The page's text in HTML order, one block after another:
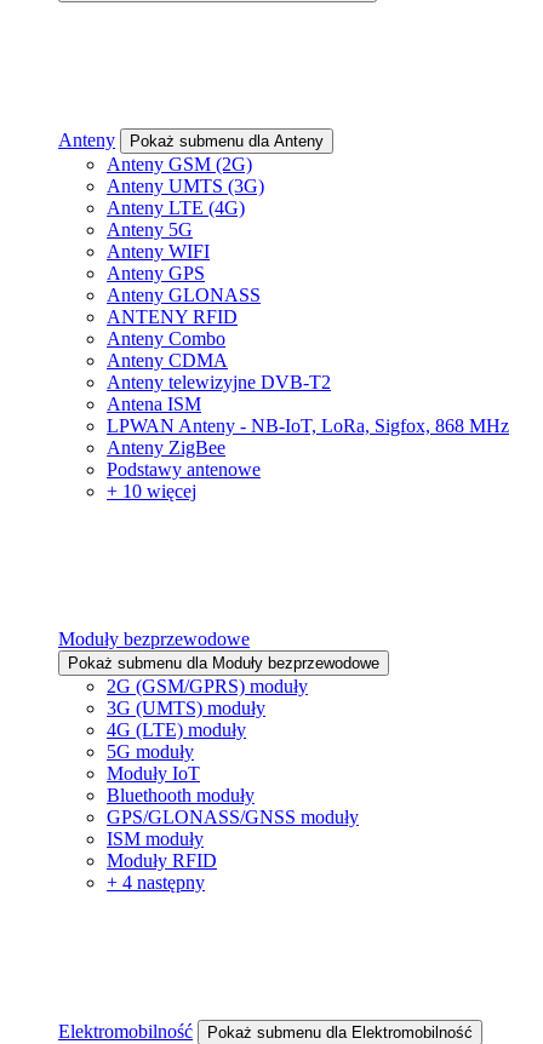
Anteny Pokaż submenu dla Anteny
Anteny GSM (2G)
Anteny UMTS (3G)
Anteny LTE (4G)
Anteny 5G
Anteny WIFI
Anteny GPS
Anteny GLONASS
ANTENY RFID
Anteny Combo
Anteny CDMA
Anteny telewizyjne DVB-T2
Antena ISM
LPWAN Anteny - NB-IoT, LoRa, Sigfox, 868 MHz
Anteny ZigBee
Podstawy antenowe
+ 10 więcej
Moduły bezprzewodowe
Pokaż submenu dla Moduły bezprzewodowe
2G (GSM/GPRS) moduły
3G (UMTS) moduły
4G (LTE) moduły
5G moduły
Moduły IoT
Bluethooth moduły
GPS/GLONASS/GNSS moduły
ISM moduły
Moduły RFID
+ 4 następny
Elektromobilność Pokaż submenu dla Elektromobilność